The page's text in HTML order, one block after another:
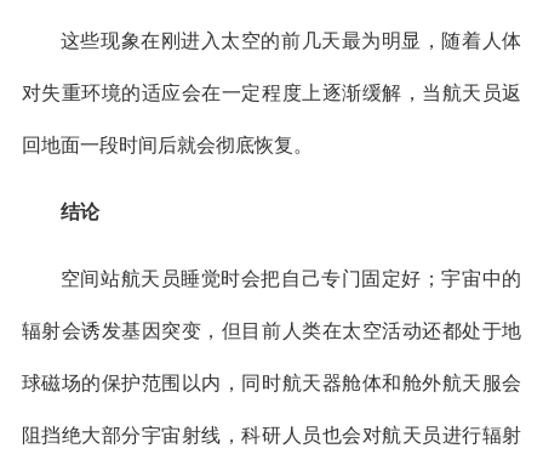
这些现象在刚进入太空的前几天最为明显，随着人体
对失重环境的适应会在一定程度上逐渐缓解，当航天员返
回地面一段时间后就会彻底恢复。
结论
空间站航天员睡觉时会把自己专门固定好；宇宙中的
辐射会诱发基因突变，但目前人类在太空活动还都处于地
球磁场的保护范围以内，同时航天器舱体和舱外航天服会
阻挡绝大部分宇宙射线，科研人员也会对航天员进行辐射